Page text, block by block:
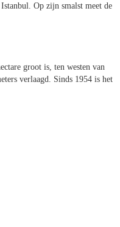
Op zijn smalst meet de
groot is, ten westen van
verlaagd. Sinds 1954 is het